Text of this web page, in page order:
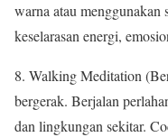
warna atau
keselarasan energi,
8. Walking Meditation
bergerak. Berjalan
dan lingkungan sekitar.